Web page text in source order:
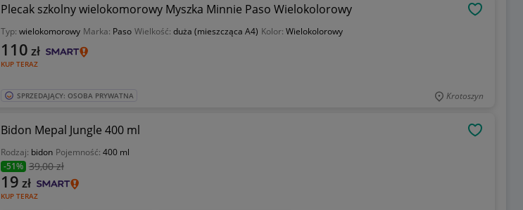
Plecak szkolny wielokomorowy Myszka Minnie Paso Wielokolorowy
Typ: wielokomorowy Marka: Paso Wielkość: duża (mieszcząca A4) Kolor: Wielokolorowy
KUP TERAZ
110 zł
SPRZEDAJĄCY: OSOBA PRYWATNA Krotoszyn
Bidon Mepal Jungle 400 ml
Rodzaj: bidon Pojemność: 400 ml
-51% 39,00 zł
KUP TERAZ
19 zł